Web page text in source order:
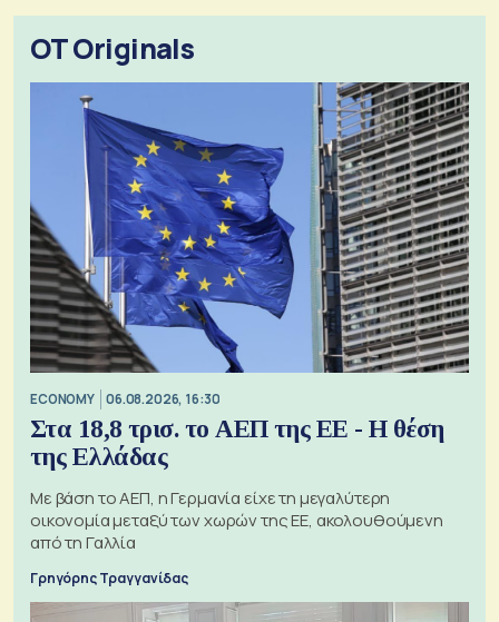
OT Originals
ECONOMY 06.08.2026, 16:30
Στα 18,8 τρισ. το ΑΕΠ της ΕΕ - Η θέση
της Ελλάδας
Με βάση το ΑΕΠ, η Γερμανία είχε τη μεγαλύτερη
οικονομία μεταξύ των χωρών της ΕΕ, ακολουθούμενη
από τη Γαλλία
Γρηγόρης Τραγγανίδας